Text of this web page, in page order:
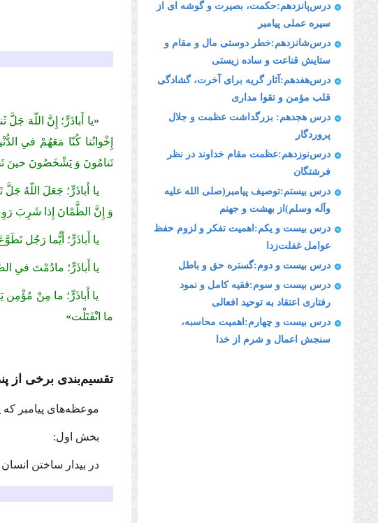
درس‌پانزدهم:حكمت، بصیرت و گوشه اى از
سیره عملى پیامبر
درس‌شانزدهم:خطر دوستى مال و مقام و
ستایش قناعت و ساده زیستى
درس‌هفدهم:آثار گریه براى آخرت، گشادگى
قلب مؤمن و تقوا مدارى
درس هجدهم: بزرگداشت عظمت و جلال
پروردگار
درس‌نوزدهم:عظمت مقام خداوند در نظر
فرشتگان
درس بیستم:توصیف پیامبر(صلى الله علیه
وآله وسلم)از بهشت و جهنم
درس بیست و یكم:اهمیت تفكر و لزوم حفظ
عوامل غفلت‌زدا
درس بیست و دوم:گستره حق و باطل
درس بیست و سوم:فقیه كامل و نمود
رفتارى اعتقاد به توحید افعالى
درس بیست و چهارم:اهمیت محاسبه،
سنجش اعمال و شرم از خدا
«یا أَباذَرٍّ؛ إِنَّ اللّهَ
إِخْوانُنا كُنّا مَعَهُمْ فىِ
تَنامُونَ وَ یَشْخَصُونَ حینَ
یا أَباذَرٍّ؛ جَعَلَ اللّهُ
وَ إِنَّ الظَّمْانَ إِذا شَرِبَ
یا أَباذَرٍّ؛ أَیُّما رَجُل
یا أَباذَرٍّ؛ مادُمْتَ فىِ
یا أَباذَرٍّ؛ ما مِنْ مُؤْمِن
ما انْفَتَلْت»
تقسیم‌بندى برخى از
موعظه‌هاى پیامبر
بخش اول:
در بیدار ساختن